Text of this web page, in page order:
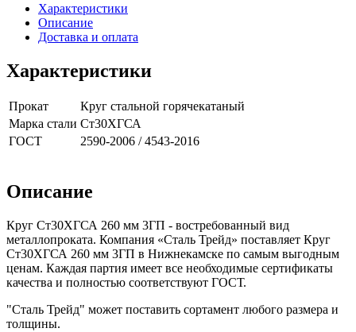
Характеристики
Описание
Доставка и оплата
Характеристики
Прокат
Круг стальной горячекатаный
Марка стали Ст30ХГСА
ГОСТ
2590-2006 / 4543-2016
Описание
Круг Ст30ХГСА 260 мм 3ГП - востребованный вид
металлопроката. Компания «Сталь Трейд» поставляет Круг
Ст30ХГСА 260 мм 3ГП в Нижнекамске по самым выгодным
ценам. Каждая партия имеет все необходимые сертификаты
качества и полностью соответствуют ГОСТ.
"Сталь Трейд" может поставить сортамент любого размера и
толщины.